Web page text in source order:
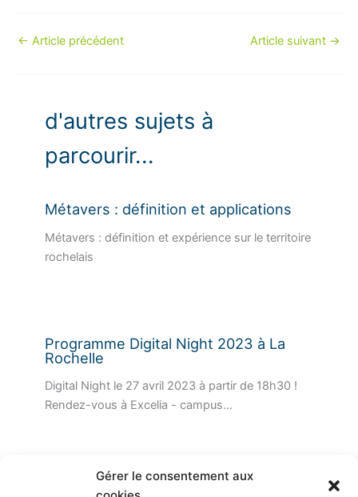
Gérer le consentement aux
← Article précédent Article suivant →
d'autres sujets à
parcourir...
Métavers : définition et applications
Métavers : définition et expérience sur le territoire
rochelais
Programme Digital Night 2023 à La
Rochelle
Digital Night le 27 avril 2023 à partir de 18h30 !
Rendez-vous à Excelia - campus…